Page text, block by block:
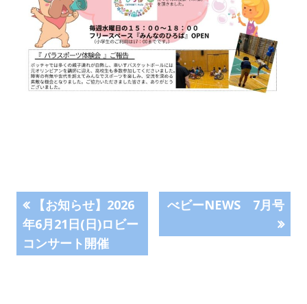
投
稿
前
の
記
【お知らせ】2026
年6月21日(日)ロビー
コンサート開催
次
べビーNEWS 7月号